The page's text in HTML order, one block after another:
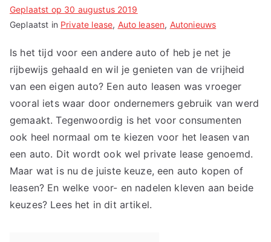
Geplaatst op 30 augustus 2019
Geplaatst in Private lease, Auto leasen, Autonieuws
Is het tijd voor een andere auto of heb je net je
rijbewijs gehaald en wil je genieten van de vrijheid
van een eigen auto? Een auto leasen was vroeger
vooral iets waar door ondernemers gebruik van werd
gemaakt. Tegenwoordig is het voor consumenten
ook heel normaal om te kiezen voor het leasen van
een auto. Dit wordt ook wel private lease genoemd.
Maar wat is nu de juiste keuze, een auto kopen of
leasen? En welke voor- en nadelen kleven aan beide
keuzes? Lees het in dit artikel.